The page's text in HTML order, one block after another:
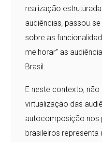
realização
audiências, passou-
sobre as
melhorar” as
Brasil.
E neste contexto,
virtualização das
autocomposição nos
brasileiros representa